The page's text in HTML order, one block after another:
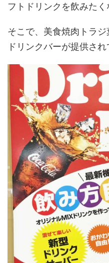
フトドリンクを飲みたく
そこで、美食焼肉トラ
ドリンクバーが提供され